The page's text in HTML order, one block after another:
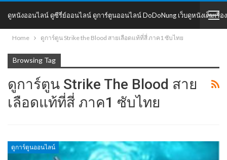
ดูหนังออนไลน์ ดูซีรี่ย์ออนไลน์ ดูการ์ตูนออนไลน์ DoDoNung เว็บดูหนังเต็มเรื่อง
DoDoNung
Home ดูการ์ตูน Strike the Blood สายเลือดแท้ที่สี่ ภาค1 ซับไทย
Browsing Tag
ดูการ์ตูน Strike The Blood สาย
เลือดแท้ที่สี่ ภาค1 ซับไทย
ดูการ์ตูนออนไลน์